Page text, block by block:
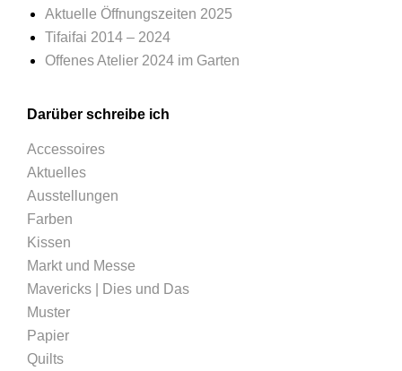
Aktuelle Öffnungszeiten 2025
Tifaifai 2014 – 2024
Offenes Atelier 2024 im Garten
Darüber schreibe ich
Accessoires
Aktuelles
Ausstellungen
Farben
Kissen
Markt und Messe
Mavericks | Dies und Das
Muster
Papier
Quilts